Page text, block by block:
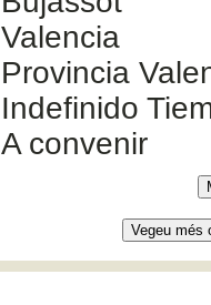
Valencia
Provincia
Indefinido
A convenir